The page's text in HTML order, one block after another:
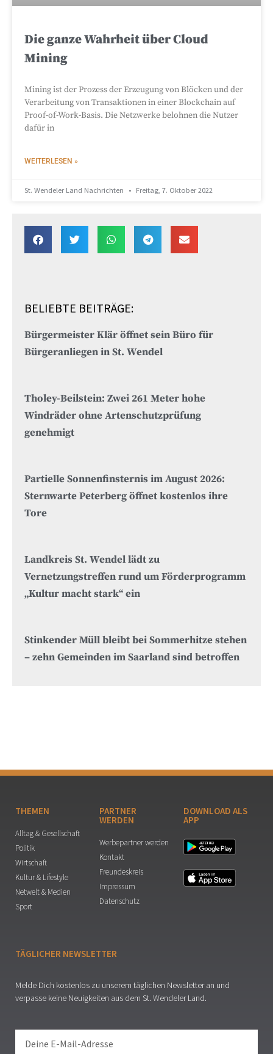
Die ganze Wahrheit über Cloud
Mining
Mining ist der Prozess der Erzeugung von Blöcken und der
Verarbeitung von Transaktionen in einer Blockchain auf
Proof-of-Work-Basis. Die Netzwerke belohnen die Nutzer
dafür in
WEITERLESEN »
St. Wendeler Land Nachrichten Freitag, 7. Oktober 2022
BELIEBTE BEITRÄGE:
Bürgermeister Klär öffnet sein Büro für
Bürgeranliegen in St. Wendel
Tholey-Beilstein: Zwei 261 Meter hohe
Windräder ohne Artenschutzprüfung
genehmigt
Partielle Sonnenfinsternis im August 2026:
Sternwarte Peterberg öffnet kostenlos ihre
Tore
Landkreis St. Wendel lädt zu
Vernetzungstreffen rund um Förderprogramm
„Kultur macht stark“ ein
Stinkender Müll bleibt bei Sommerhitze stehen
– zehn Gemeinden im Saarland sind betroffen
THEMEN
Alltag & Gesellschaft
Politik
Wirtschaft
Kultur & Lifestyle
Netwelt & Medien
Sport
PARTNER
WERDEN
Werbepartner werden
Kontakt
Freundeskreis
Impressum
Datenschutz
DOWNLOAD ALS
APP
TÄGLICHER NEWSLETTER
Melde Dich kostenlos zu unserem täglichen Newsletter an und
verpasse keine Neuigkeiten aus dem St. Wendeler Land.